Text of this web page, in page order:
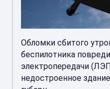
Обломки сбитого
беспилотника
электропередачи
недостроенное